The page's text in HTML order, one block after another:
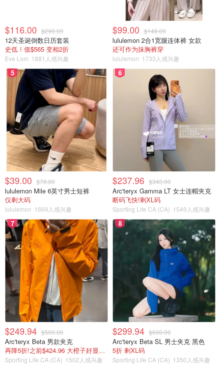
这个也是摆盘后的效果， 冰淇淋🍦 Ice Cream 和蛋糕🍰 混
合一起用， 多种层次， 多种口味， 旁边加一杯清咖啡
☕️， Yummy ， Yummy……。
$116.00 $290.00
12天圣诞倒数日历套装
史低！值$565 变相2折
Eve Lom 1881人感兴趣
$99.00 $148.00
lululemon 2合1宽腿连体裤 女款
还可作为抹胸裤穿
lululemon 1733人感兴趣
5
$39.00 $78.00
lululemon Mile 6英寸男士短裤
仅剩大码
lululemon 1669人感兴趣
6
$237.96 $340.00
Arc'teryx Gamma LT 女士连帽夹克
断码飞快!剩XL码
Sporting Life CA (CA) 1549人感兴趣
7
$249.94 $500.00
Arc'teryx Beta 男款夹克
再降5折!之前$424.96 大橙子好显白 蹲补
Sporting Life CA (CA) 1502人感兴趣
8
$299.94 $600.00
Arc'teryx Beta SL 男士夹克 黑色
5折 剩XL码
Sporting Life CA (CA) 1350人感兴趣